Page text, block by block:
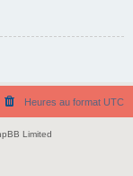
Heures au format UTC
Limited